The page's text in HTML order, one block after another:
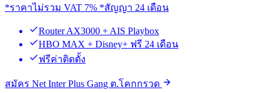
*ราคาไม่รวม VAT 7% *สัญญา 24 เดือน
Router AX3000 + AIS Playbox
HBO MAX + Disney+ ฟรี 24 เดือน
ฟรีค่าติดตั้ง
สมัคร Net Inter Plus Gang ต.โคกกรวด